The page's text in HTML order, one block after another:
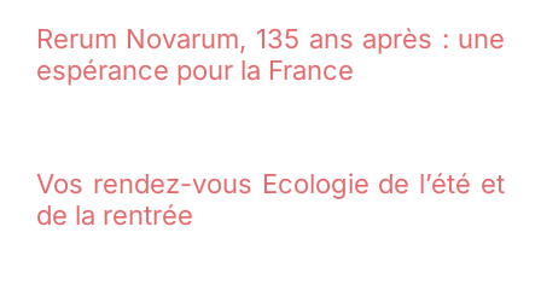
Rerum Novarum, 135 ans après : une
espérance pour la France
Vos rendez-vous Ecologie de l’été et
de la rentrée